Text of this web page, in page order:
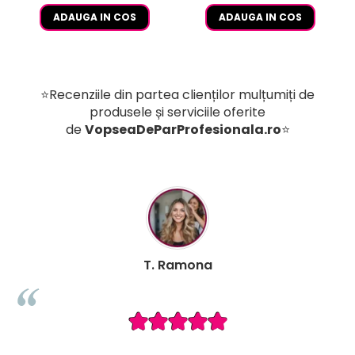
ADAUGA IN COS ADAUGA IN COS
⭐Recenziile din partea clienților mulțumiți de
produsele și serviciile oferite
deVopseaDeParProfesionala.ro⭐